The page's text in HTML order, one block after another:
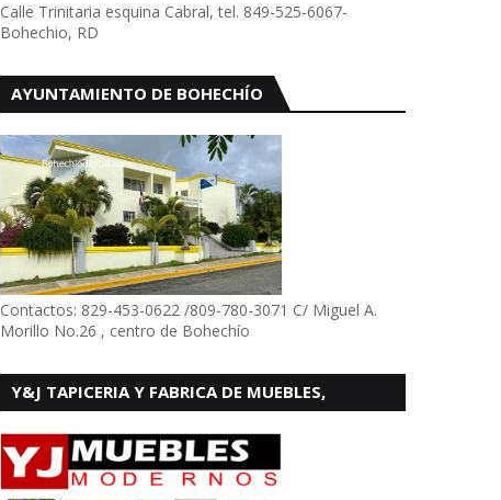
Calle Trinitaria esquina Cabral, tel. 849-525-6067-
Bohechio, RD
AYUNTAMIENTO DE BOHECHÍO
Contactos: 829-453-0622 /809-780-3071 C/ Miguel A.
Morillo No.26 , centro de Bohechío
Y&J TAPICERIA Y FABRICA DE MUEBLES,